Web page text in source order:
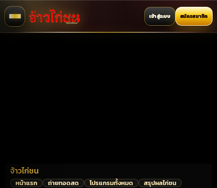
เข้าสู่ระบบ สมัครสมาชิก
จ้าวไก่ชน
หน้าแรก ถ่ายทอดสด โปรแกรมทั้งหมด สรุปผลไก่ชน